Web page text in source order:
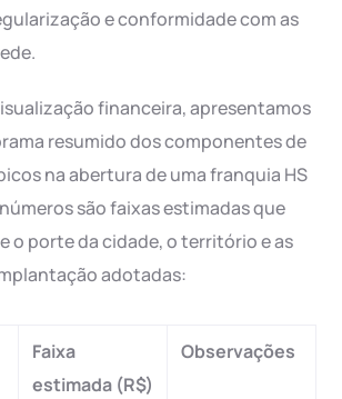
e conformidade com as
financeira, apresentamos
resumido dos componentes de
na abertura de uma franquia HS
são faixas estimadas que
o porte da cidade, o território e as
adotadas:
Faixa
estimada (R$)
Observações